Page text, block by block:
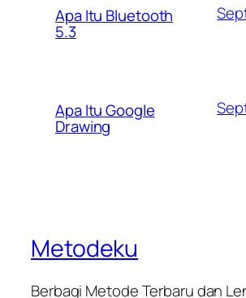
Apa Itu Bluetooth
5.3
Apa Itu Google
Drawing
Metodeku
Berbagi Metode Terbaru dan